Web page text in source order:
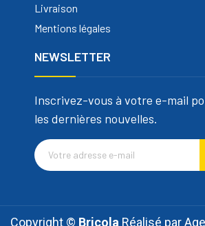
Livraison
Mentions légales
NEWSLETTER
Inscrivez-vous à votre e-mail
les dernières nouvelles.
Copyright © Bricola Réalisé par